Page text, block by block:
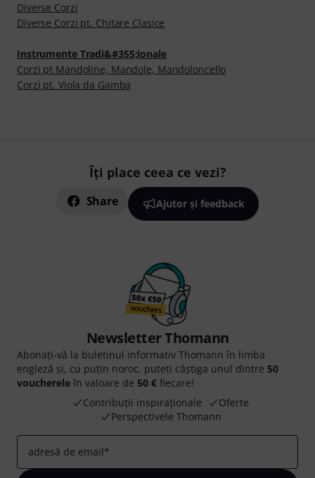
Diverse Corzi
Diverse Corzi pt. Chitare Clasice
Instrumente Tradi&#355;ionale
Corzi pt Mandoline, Mandole, Mandoloncello
Corzi pt. Viola da Gamba
Îți place ceea ce vezi?
Share Ajutor și feedback
Newsletter Thomann
Abonați-vă la buletinul informativ Thomann în limba
engleză și, cu puțin noroc, puteți câștiga unul dintre 50
voucherele în valoare de 50 € fiecare!
Contribuții inspiraționale
Oferte
Perspectivele Thomann
adresă de email*